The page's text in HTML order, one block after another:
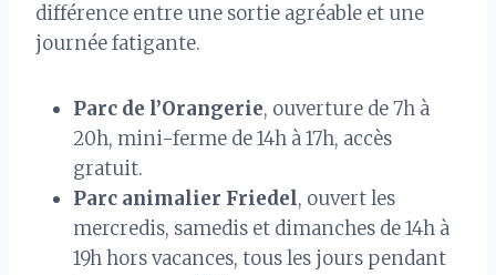
différence entre une sortie agréable et une
journée fatigante.
Parc de l’Orangerie, ouverture de 7h à
20h, mini-ferme de 14h à 17h, accès
gratuit.
Parc animalier Friedel, ouvert les
mercredis, samedis et dimanches de 14h à
19h hors vacances, tous les jours pendant